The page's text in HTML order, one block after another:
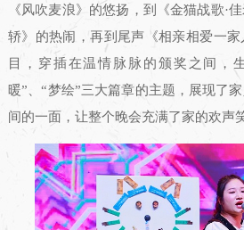
《风吹麦浪》的悠扬，到《金猫战歌·
轿》的热闹，再到尾声《相亲相爱一
目，穿插在温情脉脉的颁奖之间，
暖”、“梦绘”三大篇章的主题，展现了
间的一面，让整个晚会充满了家的欢声